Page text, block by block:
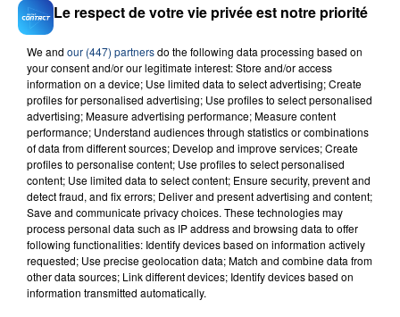
23 juillet 2026
INCENDIE MORTEL À LENS : UNE FEMME ET
SON BÉBÉ ENTRE LA VIE ET LA...
Un homme s'est immolé par le feu après avoir
aspergé sa compagne et leur bébé de trois mois
d'un liquide inflammable.
Le respect de votre vie privée est notre priorité
We and our (447) partnersdo the following data processing based on
your consent and/or our legitimate interest: Store and/or access
information on a device; Use limited data to select advertising; Create
profiles for personalised advertising; Use profiles to select personalised
advertising; Measure advertising performance; Measure content
performance; Understand audiences through statistics or combinations
of data from different sources; Develop and improve services; Create
profiles to personalise content; Use profiles to select personalised
content; Use limited data to select content; Ensure security, prevent and
detect fraud, and fix errors; Deliver and present advertising and content;
Save and communicate privacy choices. These technologies may
process personal data such as IP address and browsing data to offer
following functionalities: Identify devices based on information actively
requested; Use precise geolocation data; Match and combine data from
other data sources; Link different devices; Identify devices based on
information transmitted automatically.